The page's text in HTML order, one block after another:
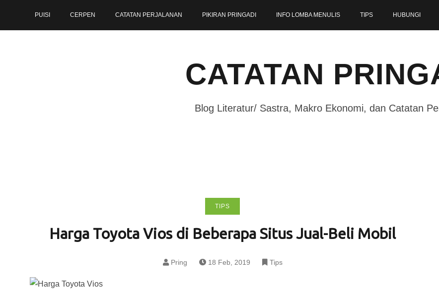
PUISI CERPEN CATATAN PERJALANAN PIKIRAN PRINGADI INFO LOMBA MENULIS TIPS HUBUNGI
CATATAN
Blog Literatur/ Sastra, Makro Ekonomi, dan Catatan
TIPS
Harga Toyota Vios di Beberapa Situs Jual-Beli Mobil
Pring 18 Feb, 2019 Tips